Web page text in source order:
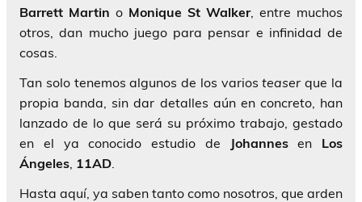
Barrett Martin o Monique St Walker, entre muchos
otros, dan mucho juego para pensar e infinidad de
cosas.
Tan solo tenemos algunos de los variosteaser que la
propia banda, sin dar detalles aún en concreto, han
lanzado de lo que será su próximo trabajo, gestado
en el ya conocido estudio de
Johannesen Los
Ángeles 11AD
Hasta aquí, ya saben tanto como nosotros, que arden